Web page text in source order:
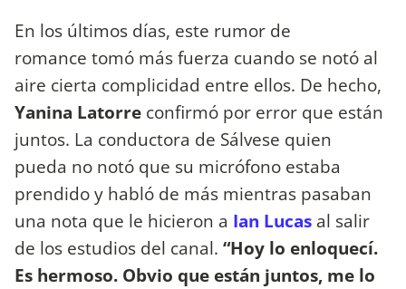
En los últimos días, este rumor de
romance tomó más fuerza cuando se notó al
aire cierta complicidad entre ellos. De hecho,
Yanina Latorre confirmó por error que están
juntos. La conductora de Sálvese quien
pueda no notó que su micrófono estaba
prendido y habló de más mientras pasaban
una nota que le hicieron a Ian Lucas al salir
de los estudios del canal. “Hoy lo enloquecí.
Es hermoso. Obvio que están juntos, me lo